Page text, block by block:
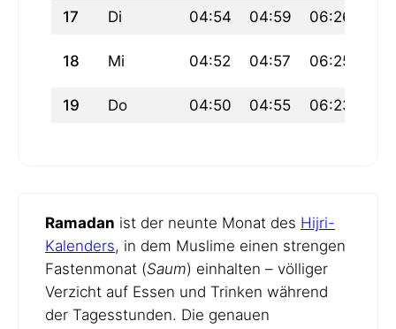
17 Di 04:54 04:59 06:26
18 Mi 04:52 04:57 06:25
19 Do 04:50 04:55 06:23
Ramadan ist der neunte Monat des Hijri-
Kalenders, in dem Muslime einen strengen
Fastenmonat (Saum) einhalten – völliger
Verzicht auf Essen und Trinken während
der Tagesstunden. Die genauen